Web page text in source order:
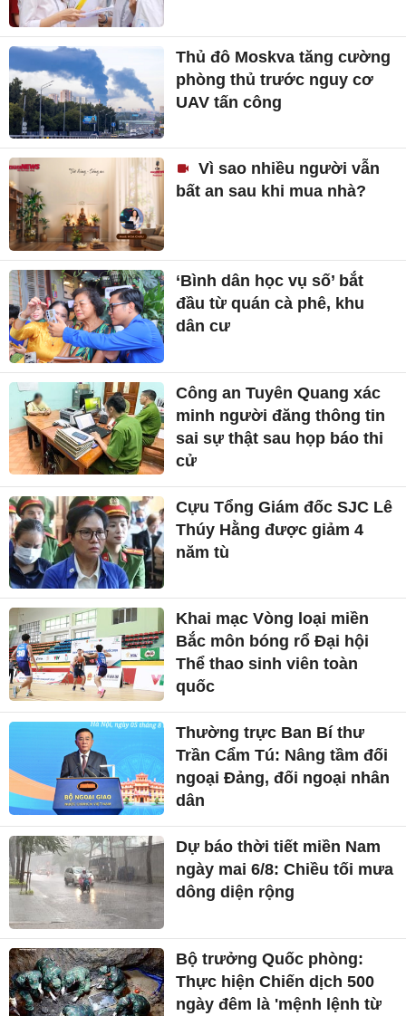
Thủ đô Moskva tăng cường
phòng thủ trước nguy cơ
UAV tấn công
Vì sao nhiều người vẫn
bất an sau khi mua nhà?
‘Bình dân học vụ số’ bắt
đầu từ quán cà phê, khu
dân cư
Công an Tuyên Quang xác
minh người đăng thông tin
sai sự thật sau họp báo thi
cử
Cựu Tổng Giám đốc SJC Lê
Thúy Hằng được giảm 4
năm tù
Khai mạc Vòng loại miền
Bắc môn bóng rổ Đại hội
Thể thao sinh viên toàn
quốc
Thường trực Ban Bí thư
Trần Cẩm Tú: Nâng tầm đối
ngoại Đảng, đối ngoại nhân
dân
Dự báo thời tiết miền Nam
ngày mai 6/8: Chiều tối mưa
dông diện rộng
Bộ trưởng Quốc phòng:
Thực hiện Chiến dịch 500
ngày đêm là 'mệnh lệnh từ